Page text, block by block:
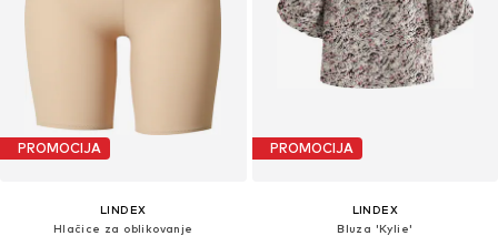
PROMOCIJA
LINDEX
Hlačice za oblikovanje
PROMOCIJA
LINDEX
Bluza 'Kylie'